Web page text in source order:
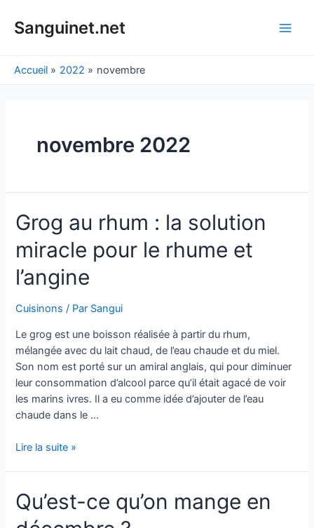
Sanguinet.net
Accueil 2022 novembre
novembre 2022
Grog au rhum : la solution
miracle pour le rhume et
l’angine
Cuisinons / Par Sangui
Le grog est une boisson réalisée à partir du rhum,
mélangée avec du lait chaud, de l’eau chaude et du miel.
Son nom est porté sur un amiral anglais, qui pour diminuer
leur consommation d’alcool parce qu’il était agacé de voir
les marins ivres. Il a eu comme idée d’ajouter de l’eau
chaude dans le …
Grog
:
la
Lire la suite »
Qu’est-ce qu’on mange en